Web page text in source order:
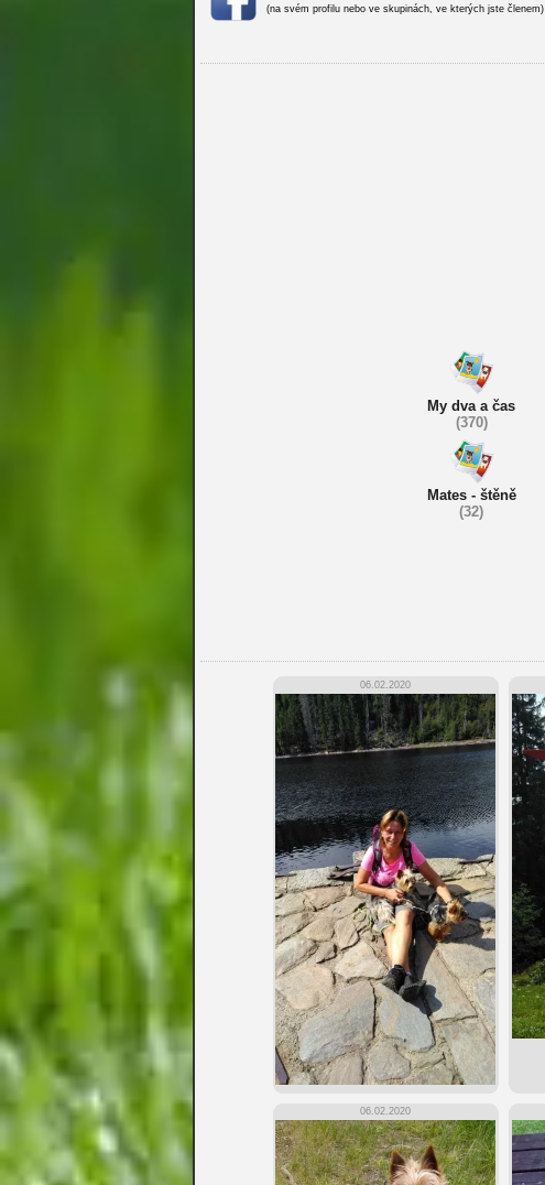
(na svém profilu nebo ve skupinách, ve kterých jste členem)
My dva a čas
(370)
Mates - štěně
(32)
06.02.2020
06.02.2020